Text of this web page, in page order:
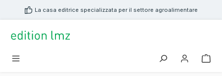
principaleLa casa editrice specializzata per il settore agroalimentare